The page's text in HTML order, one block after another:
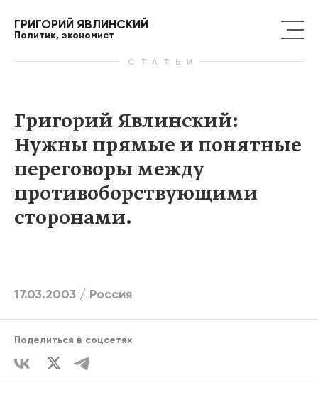
ГРИГОРИЙ ЯВЛИНСКИЙ
Политик, экономист
СТАТЬИ
Григорий Явлинский:
Нужны прямые и понятные
переговоры между
противоборствующими
сторонами.
17.03.2003 / Россия
Поделиться в соцсетях